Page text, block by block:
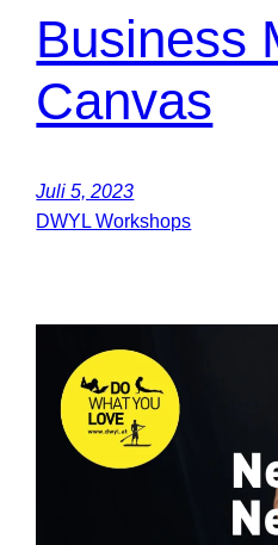
Business
Canvas
Juli 5, 2023
DWYL Workshops